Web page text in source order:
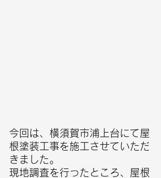
今回は、横須賀市浦上台にて屋
根塗装工事を施工させていただ
きました。
現地調査を行ったところ、屋根